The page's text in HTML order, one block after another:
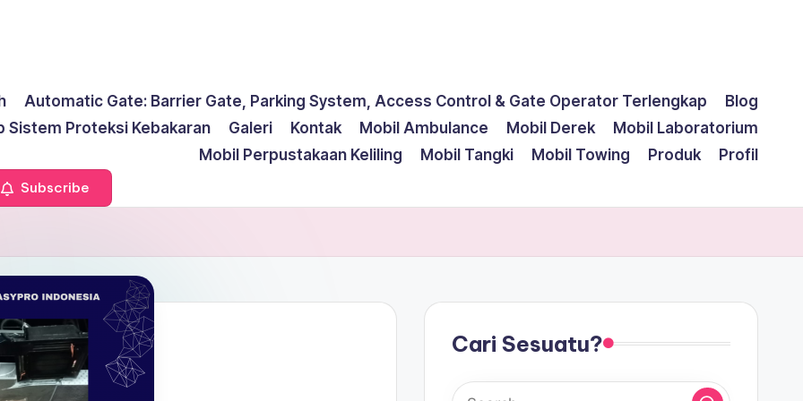
Automatic Gate: Barrier Gate, Parking System, Access Control & Gate Operator Terlengkap
Blog
Sistem Proteksi Kebakaran
Galeri Kontak Mobil Ambulance Mobil Derek
Mobil Laboratorium
Mobil Perpustakaan Keliling
Mobil Tangki Mobil Towing Produk
Profil
Subscribe
Cari Sesuatu?